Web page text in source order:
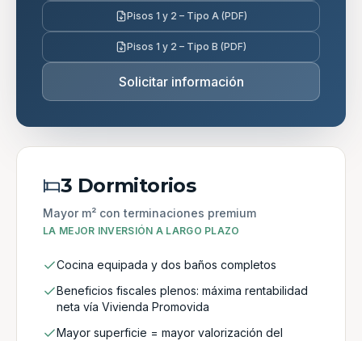
Pisos 1 y 2 – Tipo A (PDF)
Pisos 1 y 2 – Tipo B (PDF)
Solicitar información
3 Dormitorios
Mayor m² con terminaciones premium
LA MEJOR INVERSIÓN A LARGO PLAZO
Cocina equipada y dos baños completos
Beneficios fiscales plenos: máxima rentabilidad
neta vía Vivienda Promovida
Mayor superficie = mayor valorización del